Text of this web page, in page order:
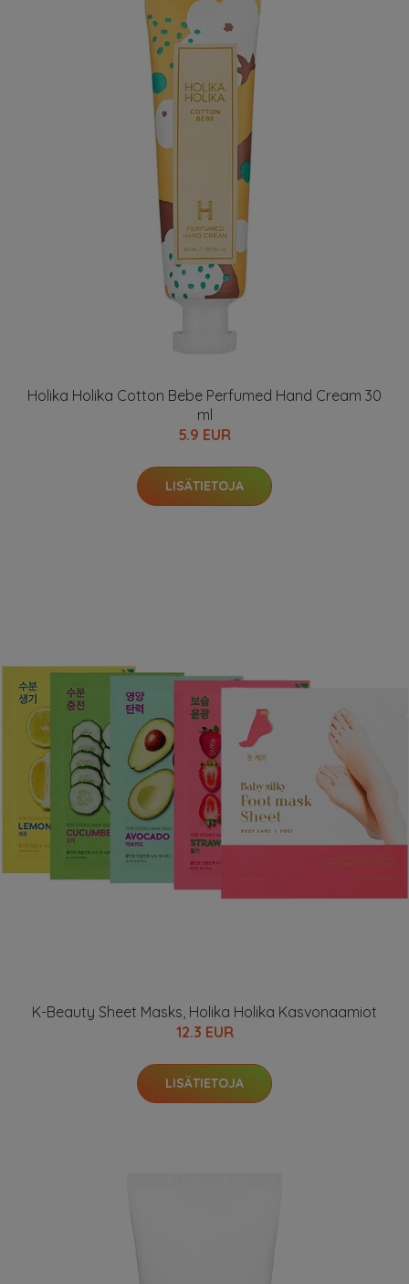
Holika Holika Cotton Bebe Perfumed Hand Cream 30
ml
5.9 EUR
LISÄTIETOJA
K-Beauty Sheet Masks, Holika Holika Kasvonaamiot
12.3 EUR
LISÄTIETOJA